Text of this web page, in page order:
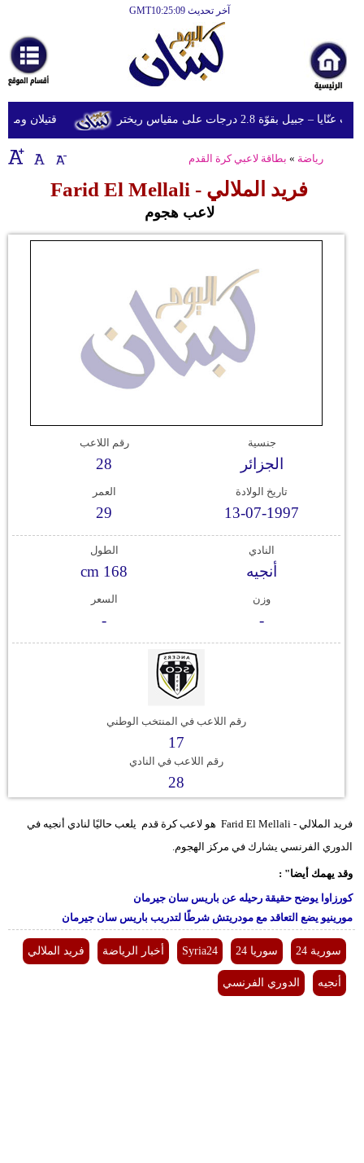
آخر تحديث GMT10:25:09
أخبارعاجلة
رياضة
ثقافة
إقتصاد
علوم
قتيلان ومصابون جراء 14 غارة بقوّة 2.8 درجات على مقياس ريختر
رياضة » بطاقة لاعبي كرة القدم
Farid El Mellali - فريد الملالي
لاعب هجوم
جنسية
الجزائر
رقم اللاعب
28
تاريخ الولادة
13-07-1997
العمر
29
النادي
أنجيه
الطول
cm 168
وزن
-
السعر
-
رقم اللاعب في المنتخب الوطني
17
رقم اللاعب في النادي
28
فريد الملالي - Farid El Mellali هو لاعب كرة قدم يلعب حاليًا لنادي أنجيه في
الدوري الفرنسييشارك في مركز الهجوم.
وقد يهمك أيضا" :
كورزاوا يوضح حقيقة رحيله عن باريس سان جيرمان
مورينيو يضع التعاقد مع مودريتش شرطًا لتدريب باريس سان جيرمان
سورية 24 سوريا 24 Syria24 أخبار الرياضة فريد الملالي
أنجيه الدوري الفرنسي